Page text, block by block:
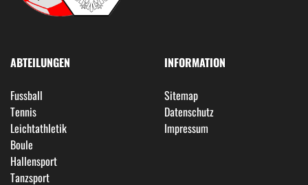
ABTEILUNGEN
Fussball
Tennis
Leichtathletik
Boule
Hallensport
Tanzsport
INFORMATION
Sitemap
Datenschutz
Impressum